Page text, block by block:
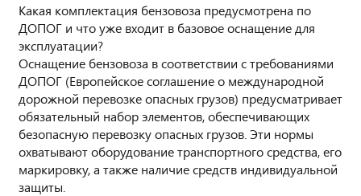
Какая комплектация бензовоза предусмотрена по
ДОПОГ и что уже входит в базовое оснащение для
эксплуатации?
Оснащение бензовоза в соответствии с требованиями
ДОПОГ (Европейское соглашение о международной
дорожной перевозке опасных грузов) предусматривает
обязательный набор элементов, обеспечивающих
безопасную перевозку опасных грузов. Эти нормы
охватывают оборудование транспортного средства, его
маркировку, а также наличие средств индивидуальной
защиты.